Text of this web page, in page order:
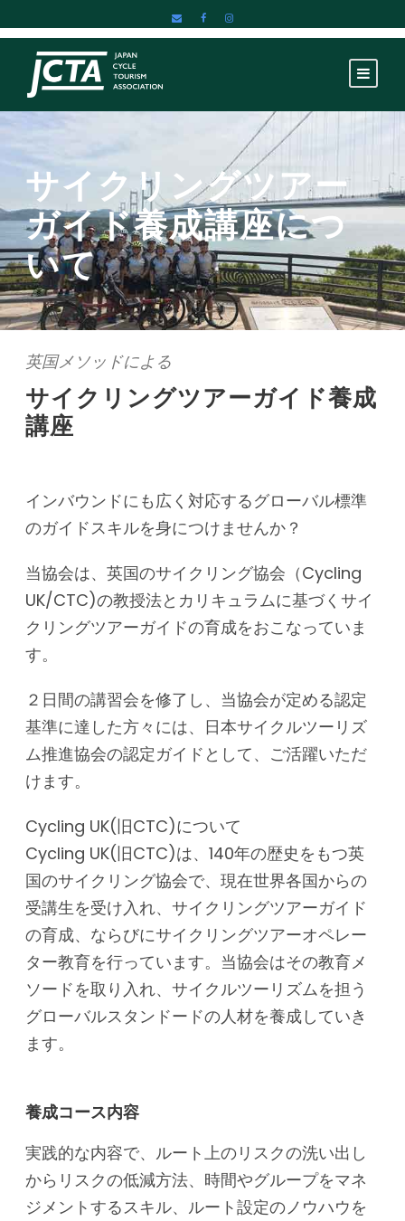
サイクリングツアー
ガイド養成講座につ
いて
英国メソッドによる
サイクリングツアーガイド養成
講座
インバウンドにも広く対応するグローバル標準
のガイドスキルを身につけませんか？
当協会は、英国のサイクリング協会（Cycling
UK/CTC)の教授法とカリキュラムに基づくサイ
クリングツアーガイドの育成をおこなっていま
す。
２日間の講習会を修了し、当協会が定める認定
基準に達した方々には、日本サイクルツーリズ
ム推進協会の認定ガイドとして、ご活躍いただ
けます。
Cycling UK(旧CTC)について
Cycling UK(旧CTC)は、140年の歴史をもつ英
国のサイクリング協会で、現在世界各国からの
受講生を受け入れ、サイクリングツアーガイド
の育成、ならびにサイクリングツアーオペレー
ター教育を行っています。当協会はその教育メ
ソードを取り入れ、サイクルツーリズムを担う
グローバルスタンドードの人材を養成していき
ます。
養成コース内容
実践的な内容で、ルート上のリスクの洗い出し
からリスクの低減方法、時間やグループをマネ
ジメントするスキル、ルート設定のノウハウを